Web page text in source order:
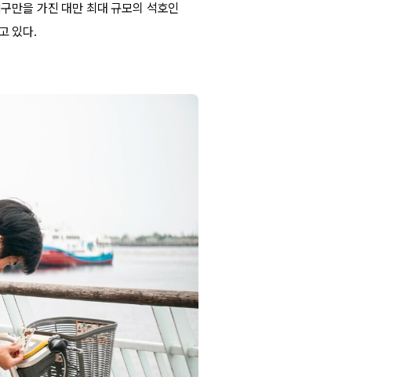
만을 가진 대만 최대 규모의 석호인
있다.